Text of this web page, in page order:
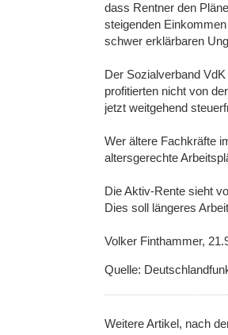
dass Rentner den
steigenden
schwer erklärbaren
Der Sozialverband
profitierten nicht von
jetzt weitgehend
Wer ältere Fachkräfte
altersgerechte
Die Aktiv-Rente sieht
Dies soll längeres
Volker Finthammer,
Quelle:
Weitere Artikel, nach